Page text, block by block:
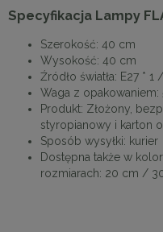
Specyfikacja Lampy
Szerokość: 40 cm
Wysokość: 40 cm
Źródło światła: E27 *
Waga z opakowaniem:
Produkt: Złożony,
styropianowy i karton
Sposób wysyłki: kurier
Dostępna także w
rozmiarach: 20 cm /